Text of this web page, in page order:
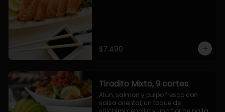
$7.490
Tiradito Mixto, 9 cortes
Atun, salmon y pulpo fresco con
salsa oriental, un toque de